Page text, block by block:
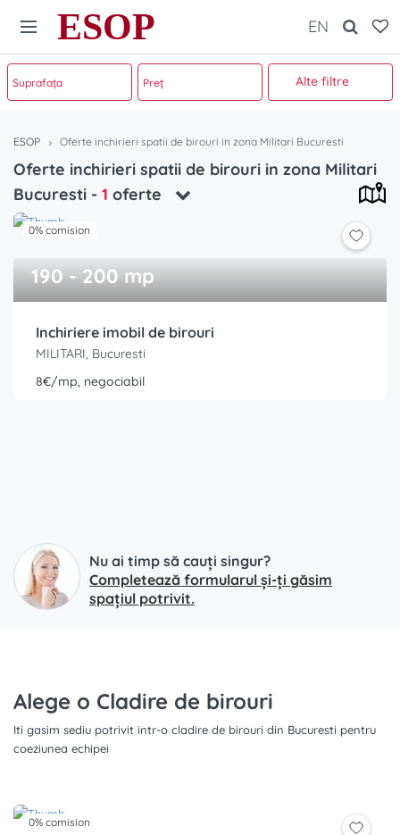
ESOP EN
Alte filtre
ESOP Oferte inchirieri spatii de birouri in zona Militari Bucuresti
Oferte inchirieri spatii de birouri in zona Militari
Bucuresti - 1 oferte
0% comision
190 - 200 mp
Inchiriere imobil de birouri
MILITARI, Bucuresti
8€/mp, negociabil
Nu ai timp să cauți singur?
Completează formularul și-ți găsim
spațiul potrivit.
Alege o Cladire de birouri
Iti gasim sediu potrivit intr-o cladire de birouri din Bucuresti pentru
coeziunea echipei
0% comision